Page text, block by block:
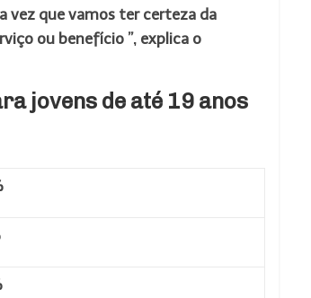
vez que vamos ter certeza da
ou benefício ”, explica o
jovens de até 19 anos